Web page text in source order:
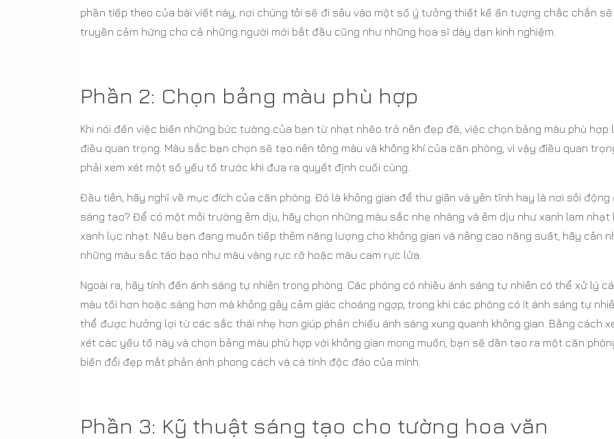
phần tiếp theo của bài viết này, nơi chúng tôi sẽ đi sâu vào một số ý tưởng thiết kế ấn tượng chắc chắn sẽ
truyền cảm hứng cho cả những người mới bắt đầu cũng như những họa sĩ dày dạn kinh nghiệm.
Phần 2: Chọn bảng màu phù hợp
Khi nói đến việc biến những bức tường của bạn từ nhạt nhẽo trở nên đẹp đẽ, việc chọn bảng màu phù hợp
điều quan trọng. Màu sắc bạn chọn sẽ tạo nên tông màu và không khí của căn phòng, vì vậy điều quan
phải xem xét một số yếu tố trước khi đưa ra quyết định cuối cùng.
Đầu tiên, hãy nghĩ về mục đích của căn phòng. Đó là không gian để thư giãn và yên tĩnh hay là nơi sôi động
sáng tạo? Để có một môi trường êm dịu, hãy chọn những màu sắc nhẹ nhàng và êm dịu như xanh lam nhạt
xanh lục nhạt. Nếu bạn đang muốn tiếp thêm năng lượng cho không gian và nâng cao năng suất, hãy cân
những màu sắc táo bạo như màu vàng rực rỡ hoặc màu cam rực lửa.
Ngoài ra, hãy tính đến ánh sáng tự nhiên trong phòng. Các phòng có nhiều ánh sáng tự nhiên có thể xử lý
màu tối hơn hoặc sáng hơn mà không gây cảm giác choáng ngợp, trong khi các phòng có ít ánh sáng tự
thể được hưởng lợi từ các sắc thái nhẹ hơn giúp phản chiếu ánh sáng xung quanh không gian. Bằng cách
xét các yếu tố này và chọn bảng màu phù hợp với không gian mong muốn, bạn sẽ dần tạo ra một căn
biến đổi đẹp mắt phản ánh phong cách và cá tính độc đáo của mình.
Phần 3: Kỹ thuật sáng tạo cho tường hoa văn